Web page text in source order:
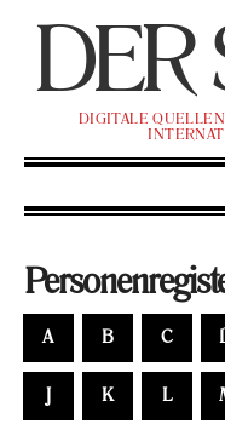
DER
DI­GI­TA­LE
A B C
K L